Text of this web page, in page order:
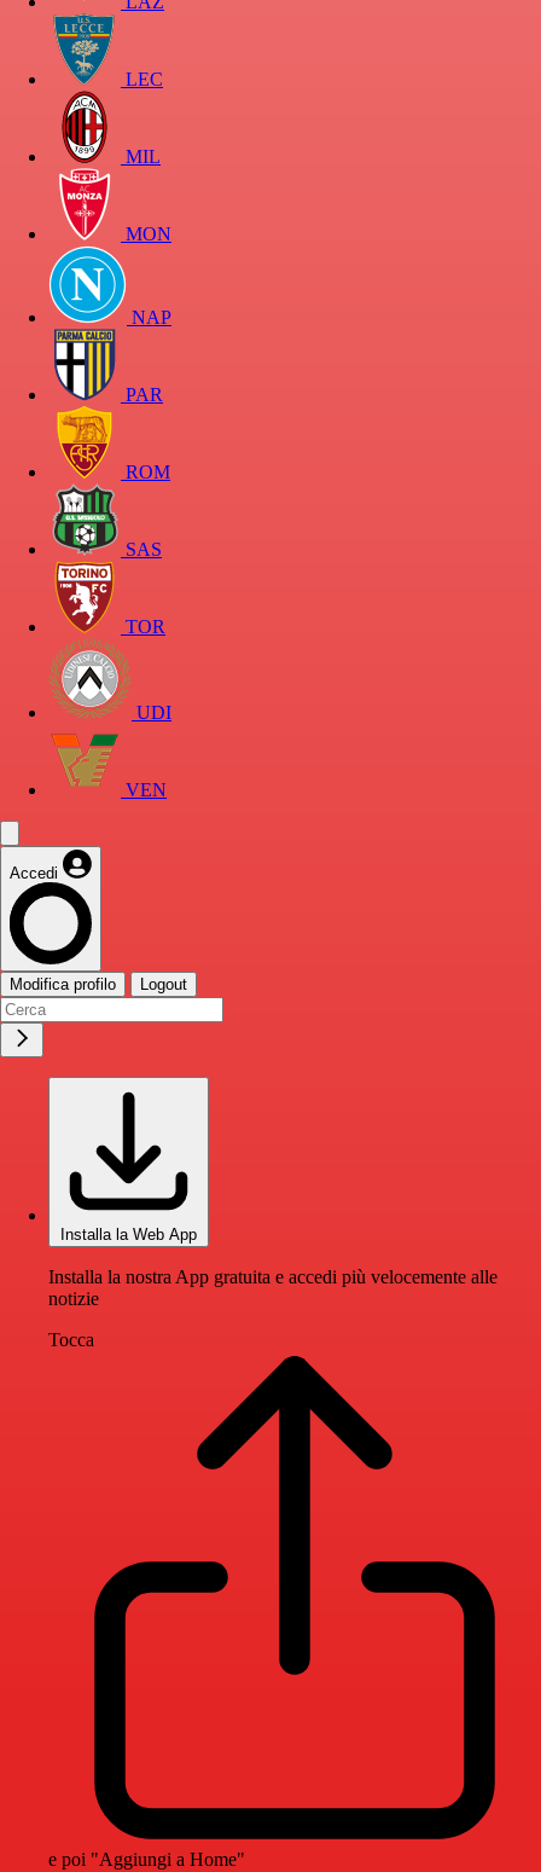
LEC
MIL
MON
NAP
PAR
ROM
SAS
TOR
UDI
VEN
Accedi
Modifica profilo Logout
Installa la Web App
Installa la nostra App gratuita e accedi più velocemente alle
notizie
Tocca
e poi "Aggiungi a Home"